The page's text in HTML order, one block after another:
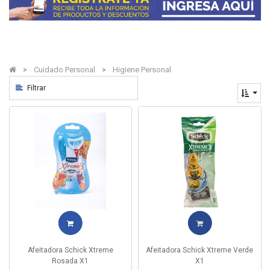
Cuidado Personal Higiene Personal
Filtrar
Afeitadora Schick Xtreme
Rosada X1
Afeitadora Schick Xtreme Verde
X1